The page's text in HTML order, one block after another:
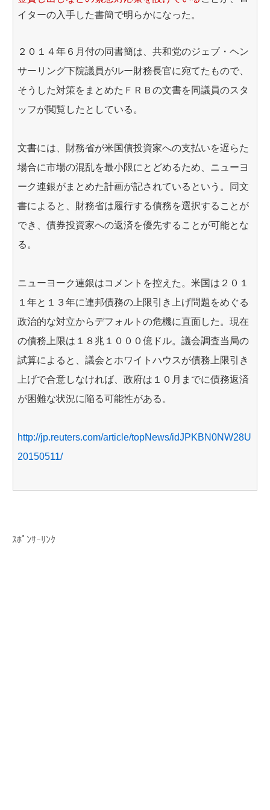
イターの入手した書簡で明らかになった。
２０１４年６月付の同書簡は、共和党のジェブ・ヘン
サーリング下院議員がルー財務長官に宛てたもので、
そうした対策をまとめたＦＲＢの文書を同議員のスタ
ッフが閲覧したとしている。
文書には、財務省が米国債投資家への支払いを遅らた
場合に市場の混乱を最小限にとどめるため、ニューヨ
ーク連銀がまとめた計画が記されているという。同文
書によると、財務省は履行する債務を選択することが
でき、債券投資家への返済を優先することが可能とな
る。
ニューヨーク連銀はコメントを控えた。米国は２０１
１年と１３年に連邦債務の上限引き上げ問題をめぐる
政治的な対立からデフォルトの危機に直面した。現在
の債務上限は１８兆１０００億ドル。議会調査当局の
試算によると、議会とホワイトハウスが債務上限引き
上げで合意しなければ、政府は１０月までに債務返済
が困難な状況に陥る可能性がある。
http://jp.reuters.com/article/topNews/idJPKBN0NW28U
20150511/
ｽﾎﾟﾝｻｰﾘﾝｸ